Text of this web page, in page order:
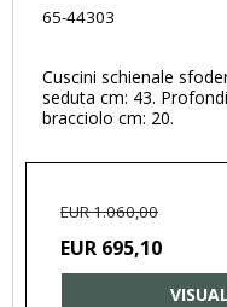
65-44303
Cuscini schienale
seduta cm: 43.
bracciolo cm: 20.
EUR 1.060,00
EUR 695,10